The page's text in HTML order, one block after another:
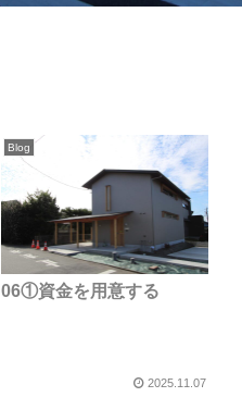
Blog
06①資金を用意する
2025.11.07